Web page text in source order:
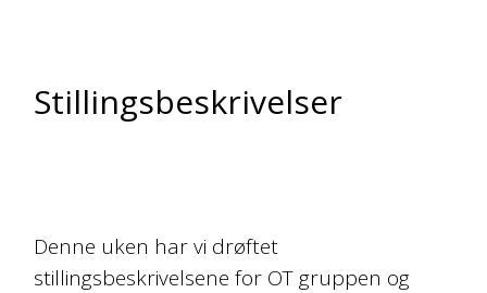
Stillingsbeskrivelser
Denne uken har vi drøftet
stillingsbeskrivelsene for OT gruppen og